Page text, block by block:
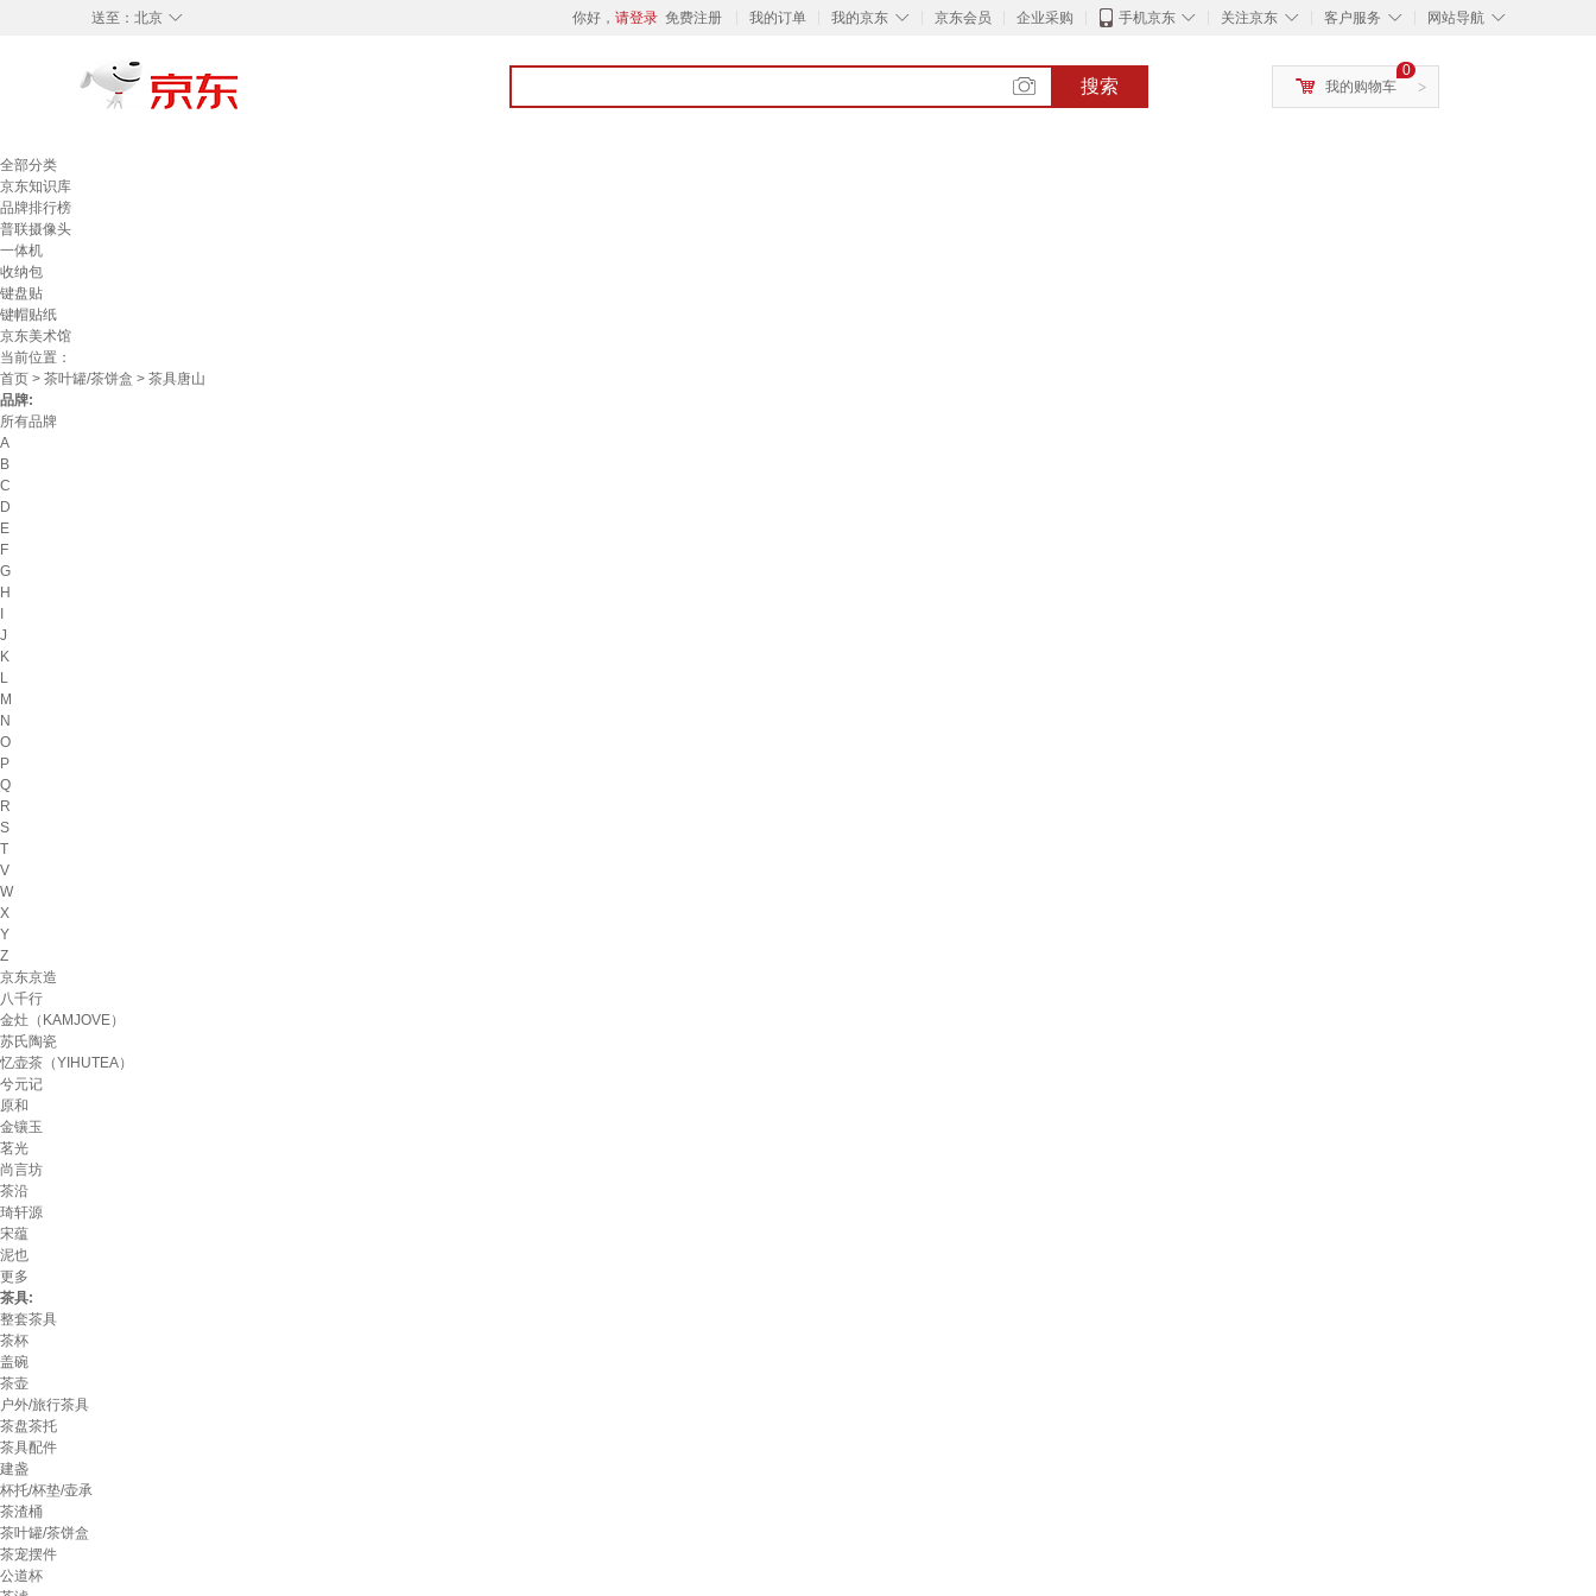
◇
送至： 北京 你好， 请登录 免费注册 我的订单 ◇
我的京东 京东会员 企业采购 ◇
手机京东 ◇
关注京东 ◇
客户服务 ◇
网站导航
搜索 >
0
我的购物车
全部分类
京东知识库
品牌排行榜
普联摄像头
一体机
收纳包
键盘贴
键帽贴纸
京东美术馆
当前位置：
首页 > 茶叶罐/茶饼盒 > 茶具唐山
品牌:
所有品牌
A
B
C
D
E
F
G
H
J
K
L
M
N
O
P
Q
R
S
T
V
W
X
Y
Z
京东京造
八千行
金灶（KAMJOVE）
苏氏陶瓷
忆壶茶（YIHUTEA）
兮元记
原和
金镶玉
茗光
尚言坊
茶沿
琦轩源
宋蕴
泥也
更多
茶具:
整套茶具
茶杯
盖碗
茶壶
户外/旅行茶具
茶盘茶托
茶具配件
建盏
杯托/杯垫/壶承
茶渣桶
茶叶罐/茶饼盒
茶宠摆件
公道杯